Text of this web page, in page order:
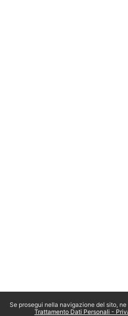
Se prosegui nella navigazione del sito,
Trattamento Dati Personali -